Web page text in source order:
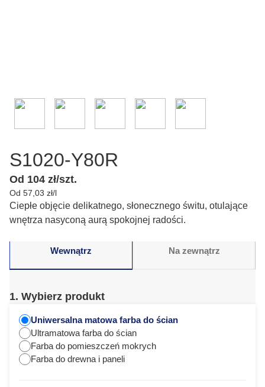
S1020-Y80R
Od 104 zł/szt.
Od 57,03 zł/l
Ciepłe objęcie delikatnego, słonecznego świtu, otulające
wnętrza nasyconą aurą spokojnej radości.
Wewnątrz Na zewnątrz
1. Wybierz produkt
Uniwersalna matowa farba do ścian
Ultramatowa farba do ścian
Farba do pomieszczeń mokrych
Farba do drewna i paneli